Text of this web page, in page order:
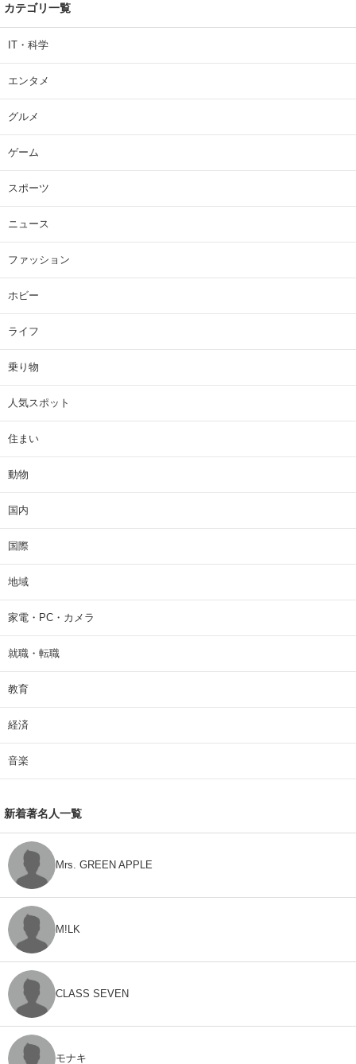
カテゴリ一覧
IT・科学
エンタメ
グルメ
ゲーム
スポーツ
ニュース
ファッション
ホビー
ライフ
乗り物
人気スポット
住まい
動物
国内
国際
地域
家電・PC・カメラ
就職・転職
教育
経済
音楽
新着著名人一覧
Mrs. GREEN APPLE
M!LK
CLASS SEVEN
モナキ